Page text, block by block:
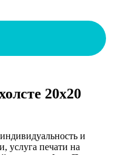
20х20
и
услуга печати на